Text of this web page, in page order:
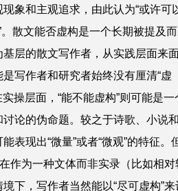
象和主观追求，由此认为“或许可
。散文能否虚构是一个长期被提及
层的散文写作者，从实践层面来
写作者和研究者始终没有厘清“虚
实操层面，“能不能虚构”则可能是一
论的伪命题。较之于诗歌、小说
表现出“微量”或者“微观”的特征。
作为一种文体而非实录（比如相对
下，写作者当然能以“尽可虚构”来